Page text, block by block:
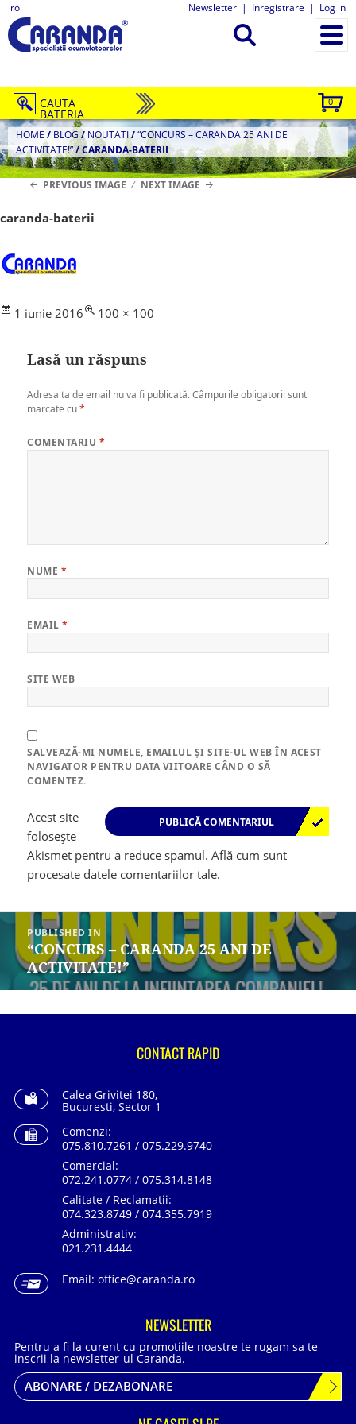
ro Newsletter | Inregistrare | Log in
0
CAUTA
BATERIA
HOME / BLOG/ NOUTATI/“CONCURS – CARANDA 25 ANI DE
ACTIVITATE!”/CARANDA-BATERII
PREVIOUS IMAGE NEXT IMAGE
caranda-baterii
Posted
1 iunie 2016
Full
100 × 100
Lasă un răspuns
Adresa ta de email nu va fi publicată. Câmpurile obligatorii sunt
marcate cu*
COMENTARIU *
NUME *
EMAIL*
SITE WEB
SALVEAZĂ-MI NUMELE, EMAILUL ȘI SITE-UL WEB ÎN ACEST
NAVIGATOR PENTRU DATA VIITOARE CÂND O SĂ
COMENTEZ.
Acest site
folosește
Akismet pentru a reduce spamul.Află cum sunt
procesate datele comentariilor tale.
Navigare
articole
PUBLISHED IN
“CONCURS – CARANDA 25 ANI DE
ACTIVITATE!”
CONTACT RAPID
Calea Grivitei 180,
Bucuresti, Sector 1
Comenzi:
075.810.7261 / 075.229.9740
Comercial:
072.241.0774 / 075.314.8148
Calitate / Reclamatii:
074.323.8749 / 074.355.7919
Administrativ:
021.231.4444
Email: office@caranda.ro
NEWSLETTER
Pentru a fi la curent cu promotiile noastre te rugam sa te
inscrii la newsletter-ul Caranda.
ABONARE / DEZABONARE